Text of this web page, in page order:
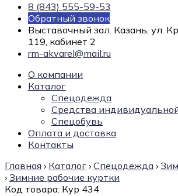
8 (843) 555-59-53
Обратный звонок
Выставочный зал. Казань, ул.
119, кабинет 2
rm-akvarel@mail.ru
О компании
Каталог
Спецодежда
Средства
Спецобувь
Оплата и доставка
Контакты
Главная › Каталог › Спецодежда ›
› Зимние рабочие куртки
Код товара: Кур 434